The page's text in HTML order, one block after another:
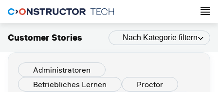
Customer Stories Nach Kategorie filtern
Administratoren
Betriebliches Lernen
Proctor